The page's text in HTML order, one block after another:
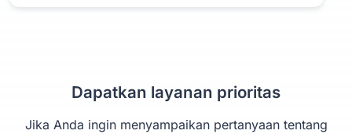
Dapatkan layanan prioritas
Jika Anda ingin menyampaikan pertanyaan tentang